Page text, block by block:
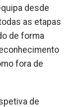
desde
as etapas
de forma
fora de
de